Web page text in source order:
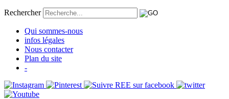
Rechercher
Qui sommes-nous
infos légales
Nous contacter
Plan du site
-